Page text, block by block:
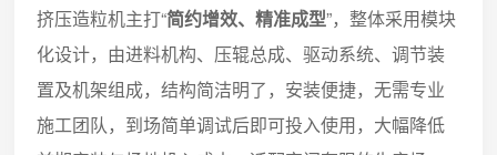
挤压造粒机主打“简约增效、精准成型”，整体采用模块
化设计，由进料机构、压辊总成、驱动系统、调节装
置及机架组成，结构简洁明了，安装便捷，无需专业
施工团队，到场简单调试后即可投入使用，大幅降低